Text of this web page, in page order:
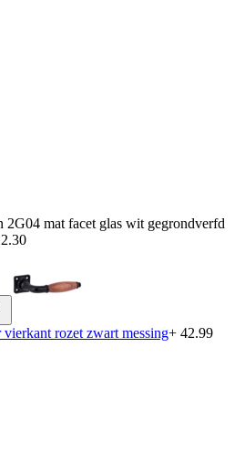
2G04 mat facet glas wit gegrondverfd
rozet zwart messing+ 42.99